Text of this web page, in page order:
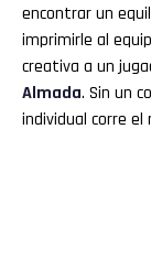
encontrar un
imprimirle al
creativa a un
Almada. Sin un
individual corre el